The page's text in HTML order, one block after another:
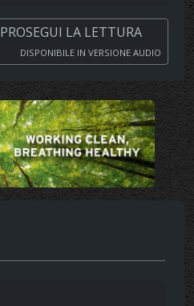
PROSEGUI LA LETTURA
DISPONIBILE IN VERSIONE AUDIO